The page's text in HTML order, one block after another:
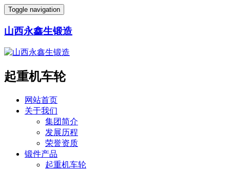
Toggle navigation
山西永鑫生锻造
起重机车轮
网站首页
关于我们
集团简介
发展历程
荣誉资质
锻件产品
起重机车轮